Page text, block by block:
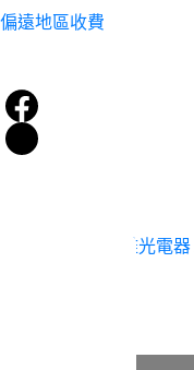
偏遠地區收費
雅光電器